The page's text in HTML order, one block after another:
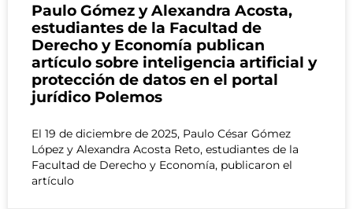
Paulo Gómez y Alexandra Acosta,
estudiantes de la Facultad de
Derecho y Economía publican
artículo sobre inteligencia artificial y
protección de datos en el portal
jurídico Polemos
El 19 de diciembre de 2025, Paulo César Gómez
López y Alexandra Acosta Reto, estudiantes de la
Facultad de Derecho y Economía, publicaron el
artículo